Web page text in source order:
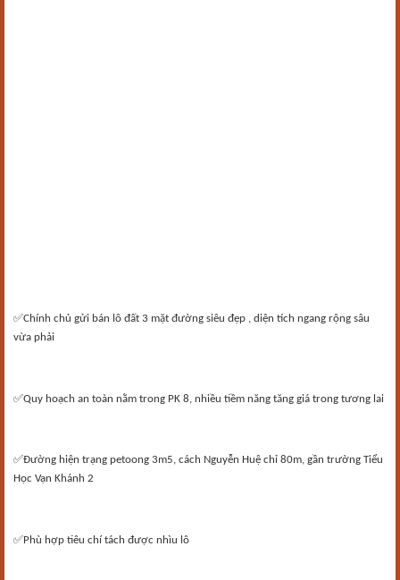
✅Chính chủ gửi bán lô đất 3 mặt đường siêu đẹp , diện tích ngang rộng sâu
vừa phải
✅Quy hoạch an toàn nằm trong PK 8, nhiều tiềm năng tăng giá trong tương lai
✅Đường hiện trạng petoong 3m5, cách Nguyễn Huệ chỉ 80m, gần trường Tiểu
Học Vạn Khánh 2
✅Phù hợp tiêu chí tách được nhìu lô